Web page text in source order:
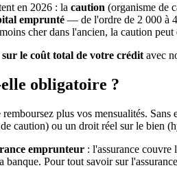
en 2026 : la caution (organisme de
emprunté — de l'ordre de 2 000 à
cher dans l'ancien, la caution
le coût total de votre crédit avec
obligatoire ?
plus vos mensualités.
caution) ou un droit réel sur le bien
emprunteur : l'assurance couvre
banque. Pour tout savoir sur